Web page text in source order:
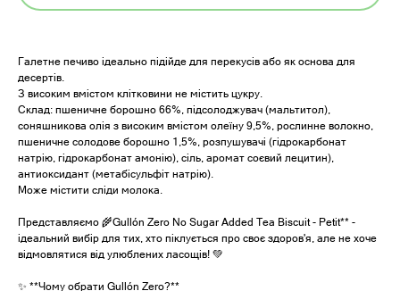
Галетне печиво ідеально підійде для перекусів або як основа для
десертів.
З високим вмістом клітковини не містить цукру.
Склад: пшеничне борошно 66%, підсолоджувач (мальтитол),
соняшникова олія з високим вмістом олеїну 9,5%, рослинне волокно,
пшеничне солодове борошно 1,5%, розпушувачі (гідрокарбонат
натрію, гідрокарбонат амонію), сіль, аромат соєвий лецитин),
антиоксидант (метабісульфіт натрію).
Може містити сліди молока.
Представляємо 🌾Gullón Zero No Sugar Added Tea Biscuit - Petit** -
ідеальний вибір для тих, хто піклується про своє здоров'я, але не хоче
відмовлятися від улюблених ласощів! 💚
✨ **Чому обрати Gullón Zero?**